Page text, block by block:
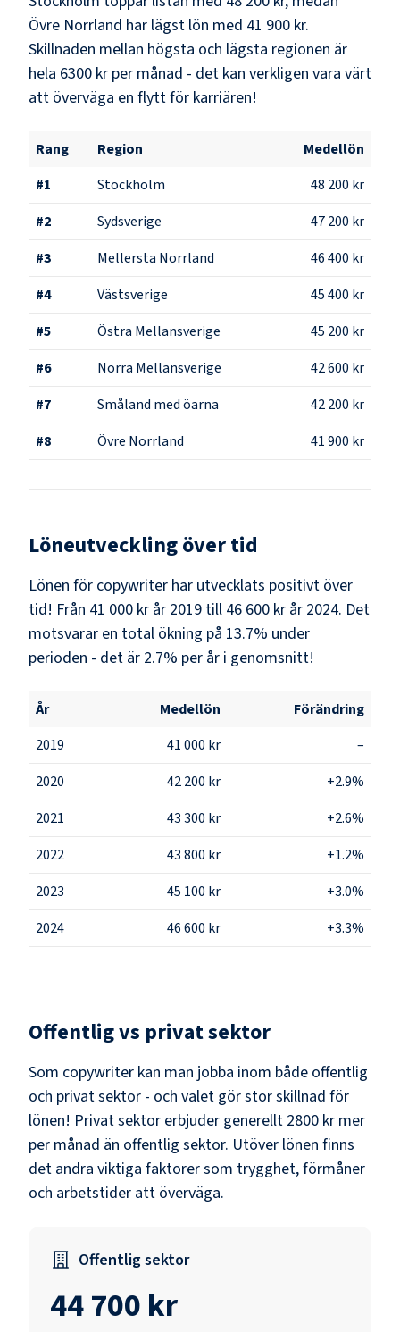
Övre Norrland har lägst lön med 41 900 kr.
Skillnaden mellan högsta och lägsta regionen är
hela 6300 kr per månad - det kan verkligen vara värt
att överväga en flytt för karriären!
Rang Region
Medellön
#1 Stockholm
48 200 kr
#2 Sydsverige
47 200 kr
#3 Mellersta Norrland
46 400 kr
#4 Västsverige
45 400 kr
#5 Östra Mellansverige
45 200 kr
#6 Norra Mellansverige
42 600 kr
#7 Småland med öarna
42 200 kr
#8 Övre Norrland 41 900 kr
Löneutveckling över tid
Lönen för copywriter har utvecklats positivt över
tid! Från 41 000 kr år 2019 till 46 600 kr år 2024. Det
motsvarar en total ökning på 13.7% under
perioden - det är 2.7% per år i genomsnitt!
År Medellön
Förändring
2019
41 000 kr
–
2020
42 200 kr
+2.9%
2021
43 300 kr
+2.6%
2022
43 800 kr
+1.2%
2023
45 100 kr
+3.0%
2024
46 600 kr +3.3%
Offentlig vs privat sektor
Som copywriter kan man jobba inom både offentlig
och privat sektor - och valet gör stor skillnad för
lönen! Privat sektor erbjuder generellt 2800 kr mer
per månad än offentlig sektor. Utöver lönen finns
det andra viktiga faktorer som trygghet, förmåner
och arbetstider att överväga.
Offentlig sektor
44 700 kr